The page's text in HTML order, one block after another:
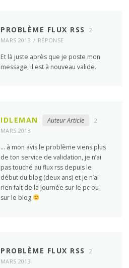
PROBLÈME FLUX RSS
2
MARS 2013
RÉPONSE
Et là juste après que je poste mon
message, il est à nouveau valide.
IDLEMAN Auteur Article
2
MARS 2013
… à mon avis le problème viens plus
de ton service de validation, je n’ai
pas touché au flux rss depuis le
début du blog (deux ans) et je n’ai
rien fait de la journée sur le pc ou
sur le blog
PROBLÈME FLUX RSS
2
MARS 2013